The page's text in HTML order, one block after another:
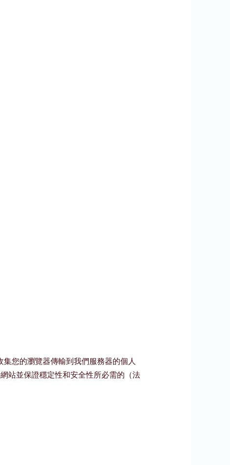
您的瀏覽器傳輸到我們服務器的個人
站並保證穩定性和安全性所必需的（法